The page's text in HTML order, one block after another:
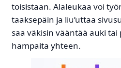
toisistaan. Alaleukaa voi
taaksepäin ja liu’uttaa
saa väkisin vääntää auki
hampaita yhteen.